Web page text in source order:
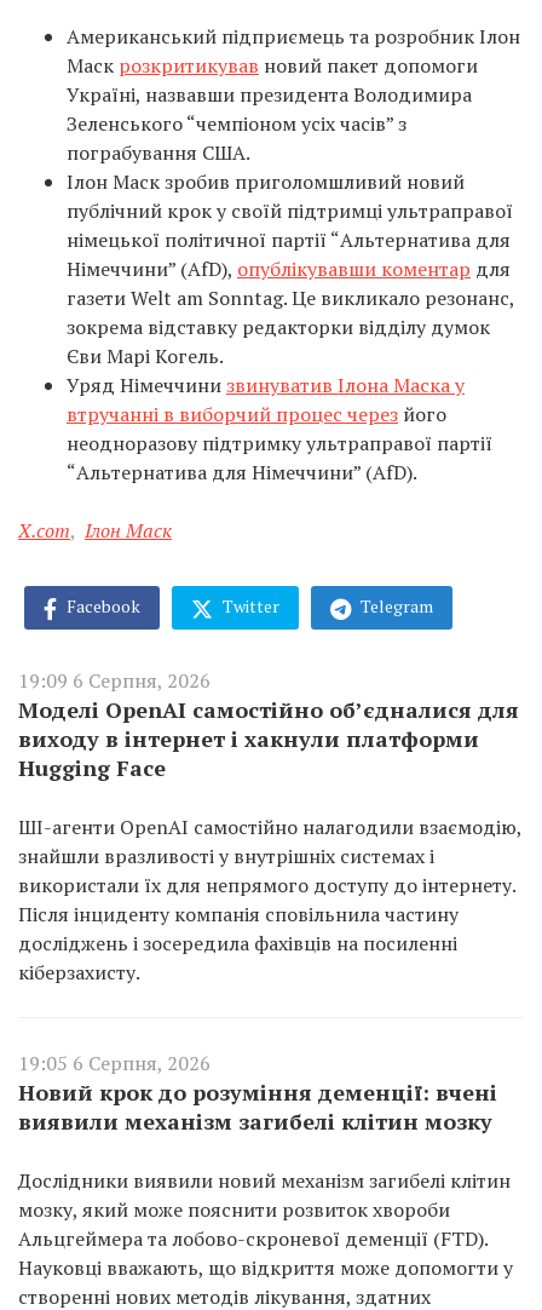
Американський підприємець та розробник Ілон
Маск розкритикував новий пакет допомоги
Україні, назвавши президента Володимира
Зеленського “чемпіоном усіх часів” з
пограбування США.
Ілон Маск зробив приголомшливий новий
публічний крок у своїй підтримці ультраправої
німецької політичної партії “Альтернатива для
Німеччини” (AfD), опублікувавши коментар для
газети Welt am Sonntag. Це викликало резонанс,
зокрема відставку редакторки відділу думок
Єви Марі Когель.
Уряд Німеччинизвинуватив Ілона Маска у
втручанні в виборчий процес через його
неодноразову підтримку ультраправої партії
“Альтернатива для Німеччини” (AfD).
X.com, Ілон Маск
Facebook Twitter Telegram
19:09 6 Серпня, 2026
Моделі OpenAI самостійно об’єдналися для
виходу в інтернет і хакнули платформи
Hugging Face
ШІ-агенти OpenAI самостійно налагодили взаємодію,
знайшли вразливості у внутрішніх системах і
використали їх для непрямого доступу до інтернету.
Після інциденту компанія сповільнила частину
досліджень і зосередила фахівців на посиленні
кіберзахисту.
19:05 6 Серпня, 2026
Новий крок до розуміння деменції: вчені
виявили механізм загибелі клітин мозку
Дослідники виявили новий механізм загибелі клітин
мозку, який може пояснити розвиток хвороби
Альцгеймера та лобово-скроневої деменції (FTD).
Науковці вважають, що відкриття може допомогти у
створенні нових методів лікування, здатних